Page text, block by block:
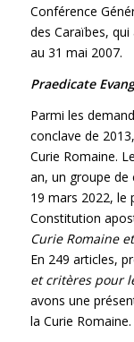
Conférence
des Caraïbes,
au 31 mai 2007.
Praedicate
Parmi les
conclave de
Curie Romaine.
an, un groupe de
19 mars 2022, le
Constitution
Curie Romaine
En 249 articles,
et critères pour
avons une
la Curie Romaine.